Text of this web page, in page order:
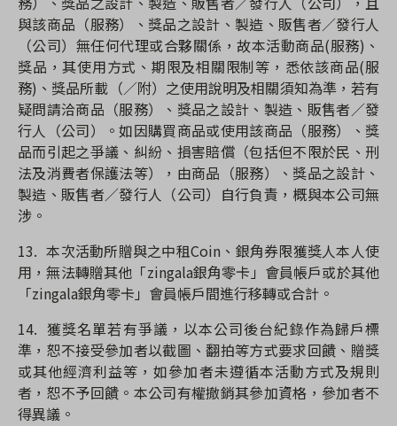
與該商品（服務）、獎品之設計、製造、販售者／發行人
（公司）無任何代理或合夥關係，故本活動商品(服務)、
獎品，其使用方式、期限及相關限制等，悉依該商品(服
務)、獎品所載（／附）之使用說明及相關須知為準，若有
疑問請洽商品（服務）、獎品之設計、製造、販售者／發
行人（公司）。如因購買商品或使用該商品（服務）、獎
品而引起之爭議、糾紛、損害賠償（包括但不限於民、刑
法及消費者保護法等），由商品（服務）、獎品之設計、
製造、販售者／發行人（公司）自行負責，概與本公司無
涉。
13. 本次活動所贈與之中租Coin、銀角券限獲獎人本人使
用，無法轉贈其他「zingala銀角零卡」會員帳戶或於其他
「zingala銀角零卡」會員帳戶間進行移轉或合計。
14. 獲獎名單若有爭議，以本公司後台紀錄作為歸戶標
準，恕不接受參加者以截圖、翻拍等方式要求回饋、贈獎
或其他經濟利益等，如參加者未遵循本活動方式及規則
者，恕不予回饋。本公司有權撤銷其參加資格，參加者不
得異議。